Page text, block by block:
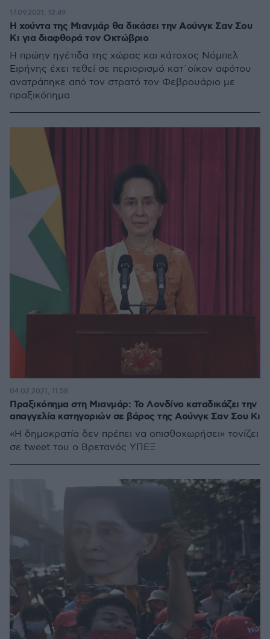
Η χούντα της Μιανμάρ θα δικάσει την Αούνγκ Σαν Σου
Κι για διαφθορά τον Οκτώβριο
Η πρώην ηγέτιδα της χώρας και κάτοχος Νόμπελ
Ειρήνης έχει τεθεί σε περιορισμό κατ΄οίκον αφότου
ανατράπηκε από τον στρατό τον Φεβρουάριο με
πραξικόπημα
17.09.2021, 12:49
Πραξικόπημα στη Μιανμάρ: Το Λονδίνο καταδικάζει την
απαγγελία κατηγοριών σε βάρος της Αούνγκ Σαν Σου Κι
«Η δημοκρατία δεν πρέπει να οπισθοχωρήσει» τονίζει
σε tweet του ο Βρετανός ΥΠΕΞ
04.02.2021, 11:58